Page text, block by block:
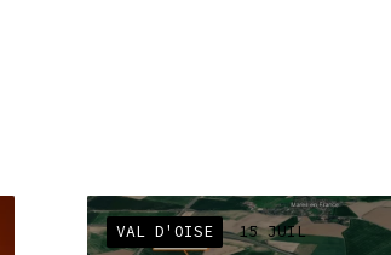
VAL D'OISE 15 JUIL